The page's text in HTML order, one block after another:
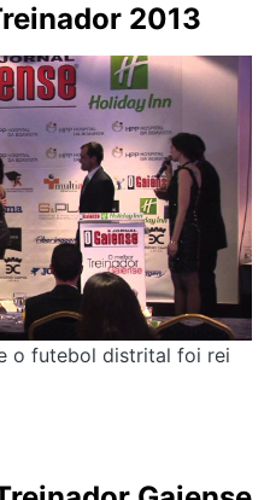
2013
o futebol distrital foi rei